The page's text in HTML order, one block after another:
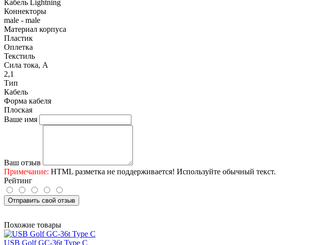
Кабель Lightning
Коннекторы
male - male
Материал корпуса
Пластик
Оплетка
Текстиль
Сила тока, А
2,1
Тип
Кабель
Форма кабеля
Плоская
Ваше имя
Ваш отзыв
Примечание: HTML разметка не поддерживается! Используйте обычный текст.
Рейтинг
Отправить свой отзыв
Похожие товары
USB Golf GC-36t Type C